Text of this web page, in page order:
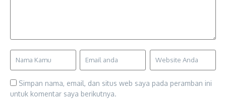
Simpan nama, email, dan situs web saya pada peramban ini
untuk komentar saya berikutnya.